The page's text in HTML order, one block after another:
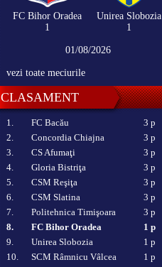
FC Bihor Oradea
1
Unirea Slobozia
1
01/08/2026
vezi toate meciurile
CLASAMENT
1. FC Bacău
3 p
2.
Concordia Chiajna
3 p
3.
CS Afumaţi
3 p
4.
Gloria Bistriţa
3 p
5.
CSM Reşiţa
3 p
6.
CSM Slatina
3 p
7.
Politehnica Timişoara
3 p
8.
FC Bihor Oradea
1 p
9.
Unirea Slobozia
1 p
10.
SCM Râmnicu Vâlcea
1 p